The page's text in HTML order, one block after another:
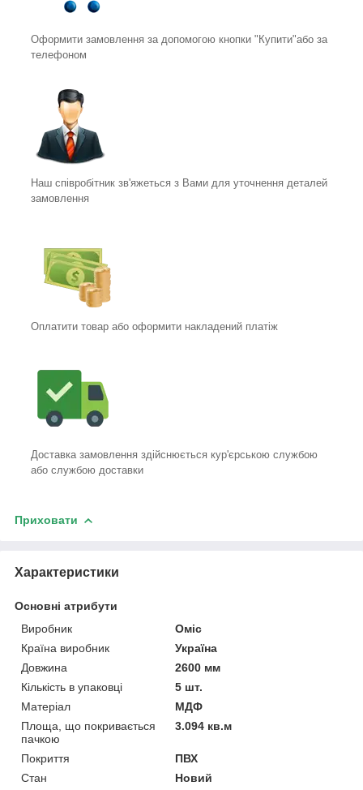
Оформити замовлення за допомогою кнопки "Купити"або за
телефоном
Наш співробітник зв'яжеться з Вами для уточнення деталей
замовлення
Оплатити товар або оформити накладений платіж
Доставка замовлення здійснюється кур'єрською службою
або службою доставки
Приховати
Характеристики
Основні атрибути
Виробник
Оміс
Країна виробник
Україна
Довжина
2600 мм
Кількість в упаковці
5 шт.
Матеріал
МДФ
Площа, що покривається
пачкою
3.094 кв.м
Покриття
ПВХ
Стан
Новий